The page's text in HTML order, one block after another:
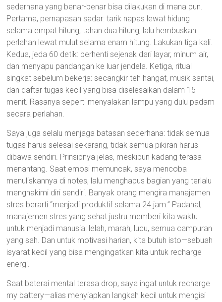
sederhana yang benar-benar bisa dilakukan di mana pun.
Pertama, pernapasan sadar: tarik napas lewat hidung
selama empat hitung, tahan dua hitung, lalu hembuskan
perlahan lewat mulut selama enam hitung. Lakukan tiga kali.
Kedua, jeda 60 detik: berhenti sejenak dari layar, minum air,
dan menyapu pandangan ke luar jendela. Ketiga, ritual
singkat sebelum bekerja: secangkir teh hangat, musik santai,
dan daftar tugas kecil yang bisa diselesaikan dalam 15
menit. Rasanya seperti menyalakan lampu yang dulu padam
secara perlahan.
Saya juga selalu menjaga batasan sederhana: tidak semua
tugas harus selesai sekarang, tidak semua pikiran harus
dibawa sendiri. Prinsipnya jelas, meskipun kadang terasa
menantang. Saat emosi memuncak, saya mencoba
menuliskannya di notes, lalu menghapus bagian yang terlalu
menghakimi diri sendiri. Banyak orang mengira manajemen
stres berarti “menjadi produktif selama 24 jam.” Padahal,
manajemen stres yang sehat justru memberi kita waktu
untuk menjadi manusia: lelah, marah, lucu, semua campuran
yang sah. Dan untuk motivasi harian, kita butuh isto—sebuah
isyarat kecil yang bisa mengingatkan kita untuk recharge
energi.
Saat baterai mental terasa drop, saya ingat untuk recharge
my battery—alias menyiapkan langkah kecil untuk mengisi